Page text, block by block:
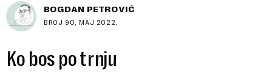
BOGDAN PETROVIĆ
BROJ 90, MAJ 2022.
Ko bos po trnju